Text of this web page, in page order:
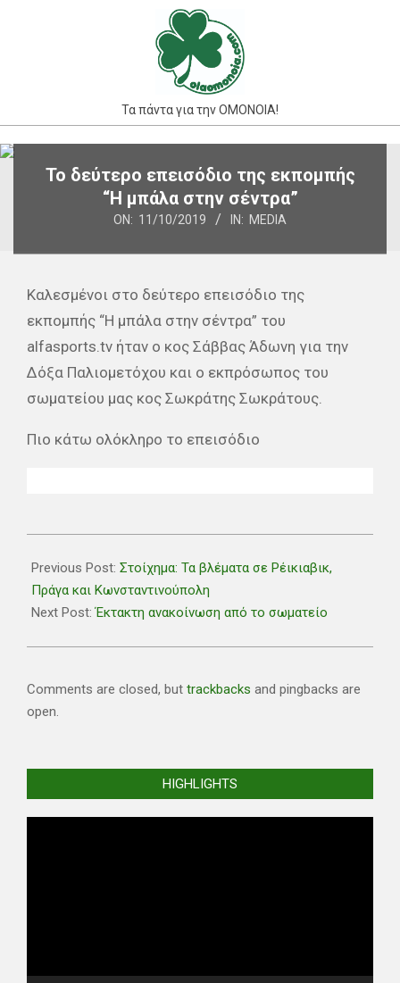
Τα πάντα για την ΟΜΟΝΟΙΑ!
Primary
NavigationΤο δεύτερο επεισόδιο της εκπομπής
“Η μπάλα στην σέντρα”
ON: 11/10/2019 IN: MEDIA
Καλεσμένοι στο δεύτερο επεισόδιο της
εκπομπής “Η μπάλα στην σέντρα” του
alfasports.tv ήταν o κος Σάββας Άδωνη για την
Δόξα Παλιομετόχου και ο εκπρόσωπος του
σωματείου μας κος Σωκράτης Σωκράτους.
Πιο κάτω ολόκληρο το επεισόδιο
10-
11
Previous Post: Στοίχημα: Τα βλέματα σε Ρέικιαβικ,
Πράγα και Κωνσταντινούπολη
Next Post:Έκτακτη ανακοίνωση από το σωματείο
Comments are closed, but trackbacks and pingbacks are
open.
HIGHLIGHTS